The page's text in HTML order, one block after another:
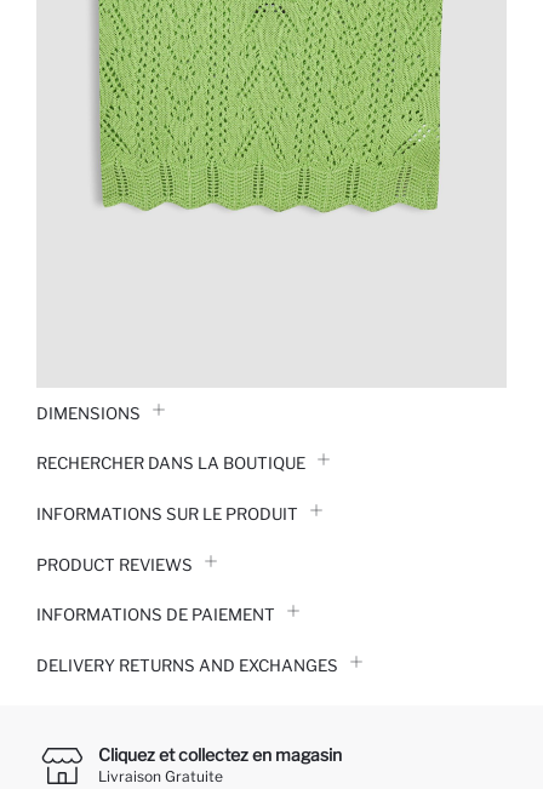
DIMENSIONS
RECHERCHER DANS LA BOUTIQUE
INFORMATIONS SUR LE PRODUIT
PRODUCT REVIEWS
INFORMATIONS DE PAIEMENT
DELIVERY RETURNS AND EXCHANGES
Cliquez et collectez en magasin
Livraison Gratuite